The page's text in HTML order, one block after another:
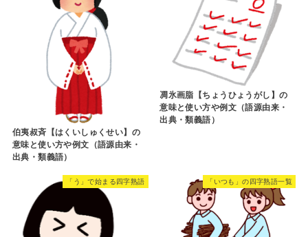
伯夷叔斉【はくいしゅくせい】の
意味と使い方や例文（語源由来・
出典・類義語）
凋氷画脂【ちょうひょうがし】の
意味と使い方や例文（語源由来・
出典・類義語）
「う」で始まる四字熟語 「いつも」の四字熟語一覧